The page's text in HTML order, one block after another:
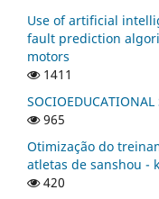
Use of artificial
fault prediction
motors
1411
965
Otimização do
atletas de sanshou -
420